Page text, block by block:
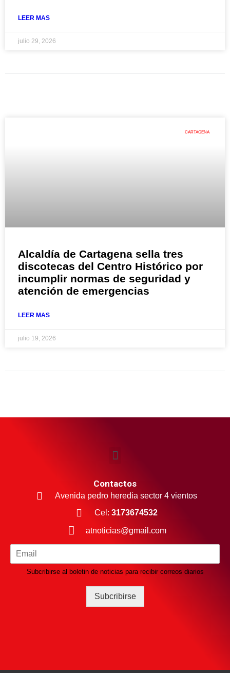
LEER MAS
julio 29, 2026
CARTAGENA
Alcaldía de Cartagena sella tres
discotecas del Centro Histórico por
incumplir normas de seguridad y
atención de emergencias
LEER MAS
julio 19, 2026
Contactos
Avenida pedro heredia sector 4 vientos
Cel: 3173674532
atnoticias@gmail.com
Subcribirse al boletin de noticias para recibir correos diarios
Subcribirse